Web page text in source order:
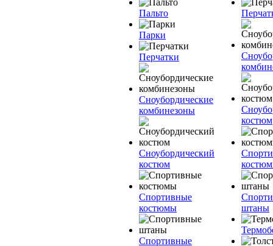
Пальто
Парки
Перчатки
Сноубордические
комбинезоны
Сноубордический
костюм
Спортивные
костюмы
Спортивные
костюм
штаны